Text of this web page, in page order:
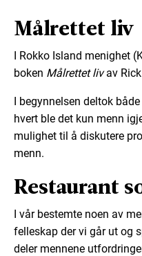
Målrettet liv
I Rokko Island menighet
boken Målrettet livav Rick
I begynnelsen deltok
hvert ble det kun menn
mulighet til å diskutere
menn.
Restaurant
I vår bestemte noen av
felleskap der vi går ut og
deler mennene